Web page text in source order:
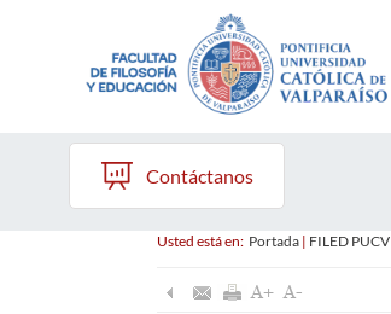
Contáctanos
Usted está en: Portada| FILED PUCV